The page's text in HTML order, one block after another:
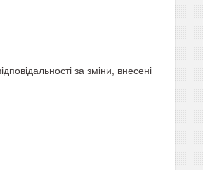
за зміни, внесені